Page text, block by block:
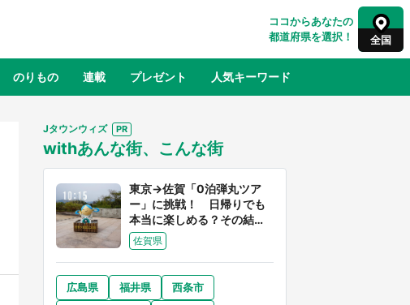
ココからあなたの
都道府県を選択！
全国
山形 福島
千葉 東京 神奈川
奈良 和歌山
のりもの 連載 プレゼント 人気キーワード
ふるさと納税
Jタウンウィズ
withあんな街、こんな街
東京→佐賀「0泊弾丸ツア
ー」に挑戦！ 日帰りでも
本当に楽しめる？その結果
は...
佐賀県
広島県 福井県
西条市